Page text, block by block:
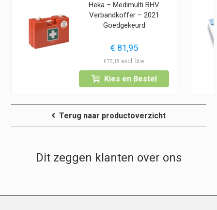
Heka – Medimulti BHV
Verbandkoffer – 2021
Goedgekeurd
€ 81,95
€75,18
Kies en Bestel
Terug naar productoverzicht
Dit zeggen klanten over ons